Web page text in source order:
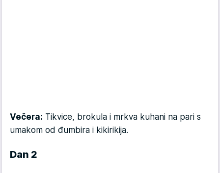
Večera: Tikvice, brokula i mrkva kuhani na pari s
umakom od đumbira i kikirikija.
Dan 2